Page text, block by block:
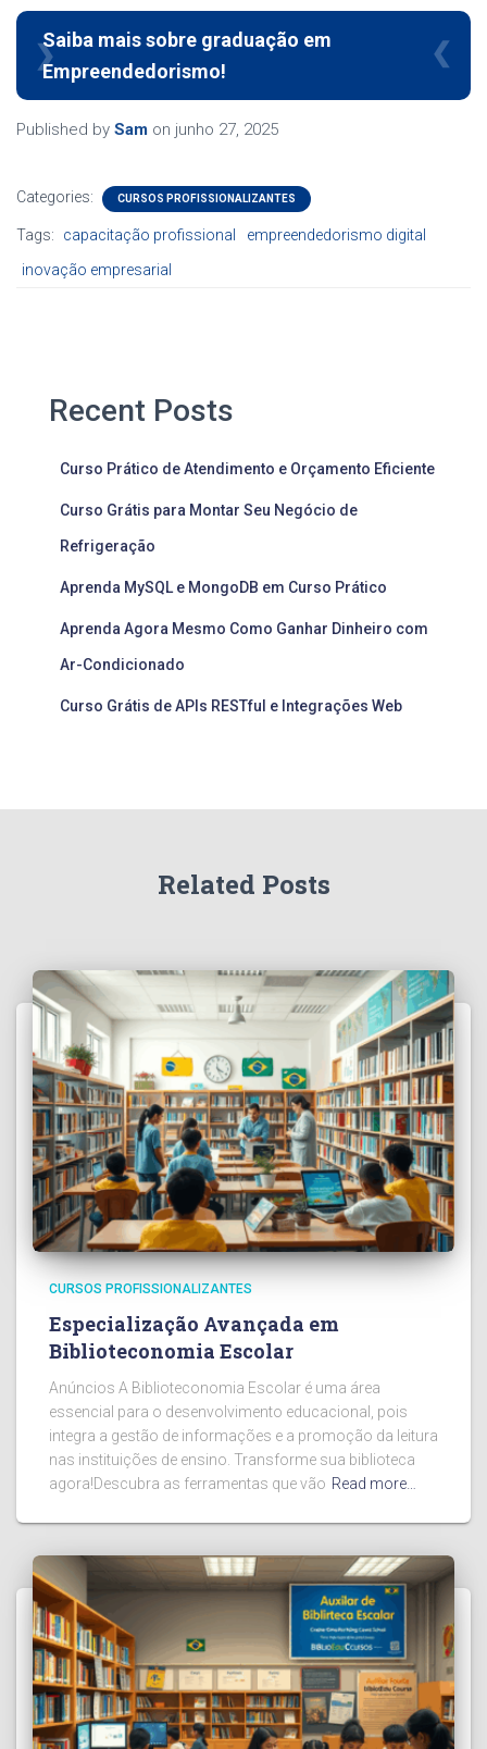
Saiba mais sobre graduação em
Empreendedorismo!
Published by Sam on junho 27, 2025
Categories: CURSOS PROFISSIONALIZANTES
Tags: capacitação profissional
empreendedorismo digital
inovação empresarial
Recent Posts
Curso Prático de Atendimento e Orçamento Eficiente
Curso Grátis para Montar Seu Negócio de
Refrigeração
Aprenda MySQL e MongoDB em Curso Prático
Aprenda Agora Mesmo Como Ganhar Dinheiro com
Ar-Condicionado
Curso Grátis de APIs RESTful e Integrações Web
Related Posts
CURSOS PROFISSIONALIZANTES
Especialização Avançada em
Biblioteconomia Escolar
Anúncios A Biblioteconomia Escolar é uma área
essencial para o desenvolvimento educacional, pois
integra a gestão de informações e a promoção da leitura
nas instituições de ensino. Transforme sua biblioteca
agora!Descubra as ferramentas que vão Read more…